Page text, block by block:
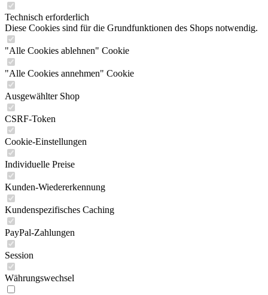
Technisch erforderlich
Diese Cookies sind für die Grundfunktionen des Shops notwendig.
"Alle Cookies ablehnen" Cookie
"Alle Cookies annehmen" Cookie
Ausgewählter Shop
CSRF-Token
Cookie-Einstellungen
Individuelle Preise
Kunden-Wiedererkennung
Kundenspezifisches Caching
PayPal-Zahlungen
Session
Währungswechsel